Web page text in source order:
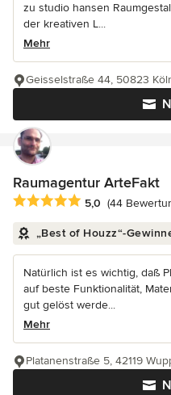
zu studio hansen
der kreativen L...
Mehr
Geisselstraße 44, 50823
Raumagentur ArteFakt
Durchschnittliche
5,0 (44
„Best of Houzz“-
Natürlich ist es wichtig, daß
auf beste Funktionalität,
gut gelöst werde...
Mehr
Platanenstraße 5, 42119